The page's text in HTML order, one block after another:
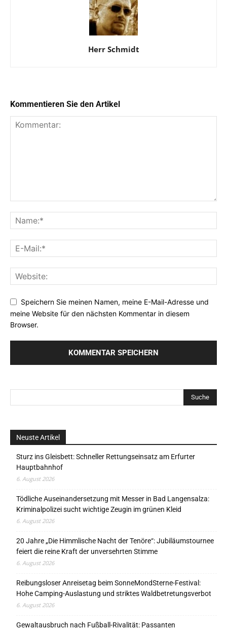
Herr Schmidt
Kommentieren Sie den Artikel
Speichern Sie meinen Namen, meine E-Mail-Adresse und
meine Website für den nächsten Kommentar in diesem
Browser.
Neuste Artikel
Sturz ins Gleisbett: Schneller Rettungseinsatz am Erfurter
Hauptbahnhof
6. August 2026
Tödliche Auseinandersetzung mit Messer in Bad Langensalza:
Kriminalpolizei sucht wichtige Zeugin im grünen Kleid
6. August 2026
20 Jahre „Die Himmlische Nacht der Tenöre“: Jubiläumstournee
feiert die reine Kraft der unversehrten Stimme
6. August 2026
Reibungsloser Anreisetag beim SonneMondSterne-Festival:
Hohe Camping-Auslastung und striktes Waldbetretungsverbot
6. August 2026
Gewaltausbruch nach Fußball-Rivalität: Passanten